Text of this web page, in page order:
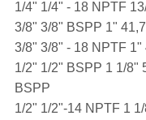
1/4" 1/4" - 18 NPTF
3/8" 3/8" BSPP 1"
3/8" 3/8" - 18 NPTF
1/2" 1/2" BSPP 1 1/8"
BSPP
1/2" 1/2"-14 NPTF 1